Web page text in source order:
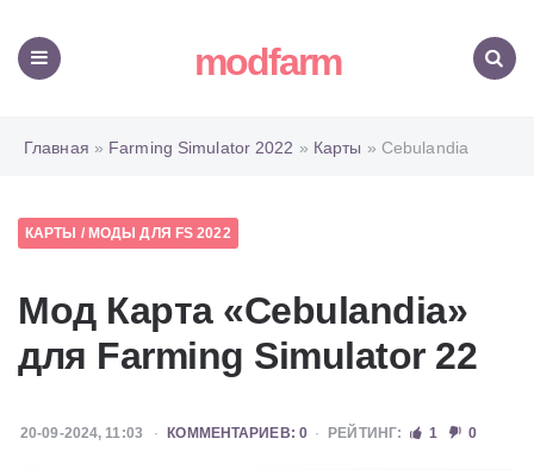
modfarm
Главная » Farming Simulator 2022 » Карты » Cebulandia
КАРТЫ / МОДЫ ДЛЯ FS 2022
Мод Карта «Cebulandia»
для Farming Simulator 22
20-09-2024, 11:03 КОММЕНТАРИЕВ: 0 РЕЙТИНГ: 1 0